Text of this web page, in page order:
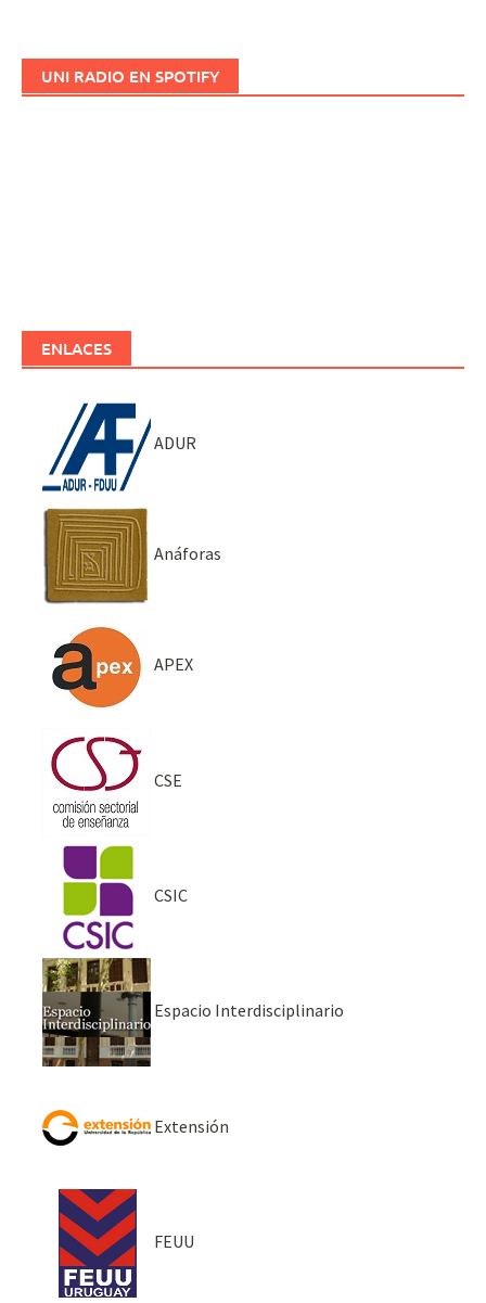
UNI RADIO EN SPOTIFY
ENLACES
ADUR
Anáforas
APEX
CSE
CSIC
Espacio Interdisciplinario
Extensión
FEUU